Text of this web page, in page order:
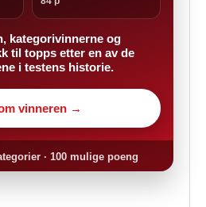
kategorivinnerne og
til topps etter en av de
i testens historie.
vinneren →
· 100 mulige poeng